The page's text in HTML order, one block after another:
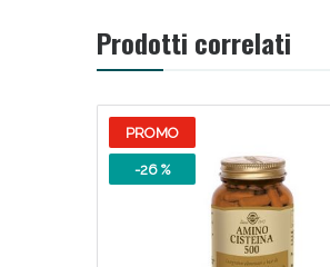
Prodotti correlati
PROMO
-26 %